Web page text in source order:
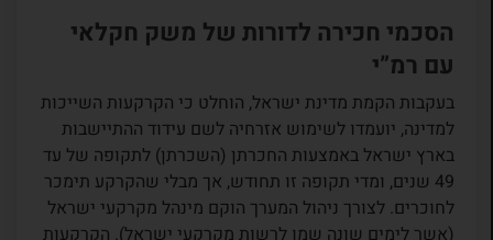
הסכמי חכירה לדורות של משק חקלאי
עם רמ”י
בעקבות הקמת מדינת ישראל, הוחלט כי הקרקעות השייכות
למדינה, יועמדו לשימוש אזרחיה לשם עידוד ההתיישבות
בארץ ישראל באמצעות החכרתן (השכרתן) לתקופה של עד
49 שנים, ומדי תקופה זו תחודש, אך מבלי שהקרקע תימכר
לחוכרים. לצורך ניהול המערך הוקם מינהל מקרקעי ישראל